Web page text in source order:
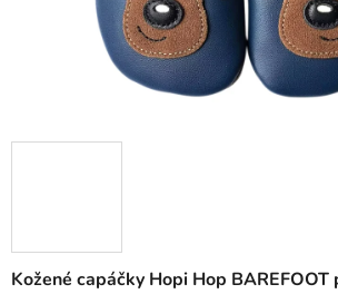
Kožené capáčky Hopi Hop